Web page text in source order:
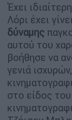
Έχει
Λόρι έχει
δύναμης
αυτού του
βοήθησε να
γενιά
στο είδος